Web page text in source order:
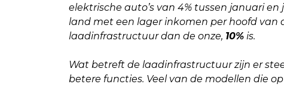
elektrische auto’s van 4% tussen januari
land met een lager inkomen per hoofd
laadinfrastructuur dan de onze, 10%is.
Wat betreft de laadinfrastructuur zijn er
betere functies. Veel van de modellen die